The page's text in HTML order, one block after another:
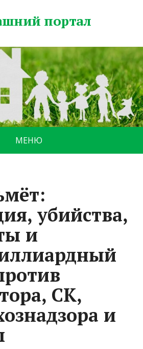
портал
МЕНЮ
убийства,
и
СК,
и